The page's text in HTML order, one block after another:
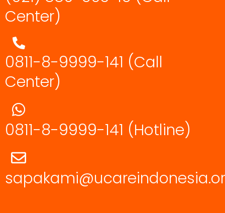
Center)
0811-8-9999-141 (Call
Center)
0811-8-9999-141 (Hotline)